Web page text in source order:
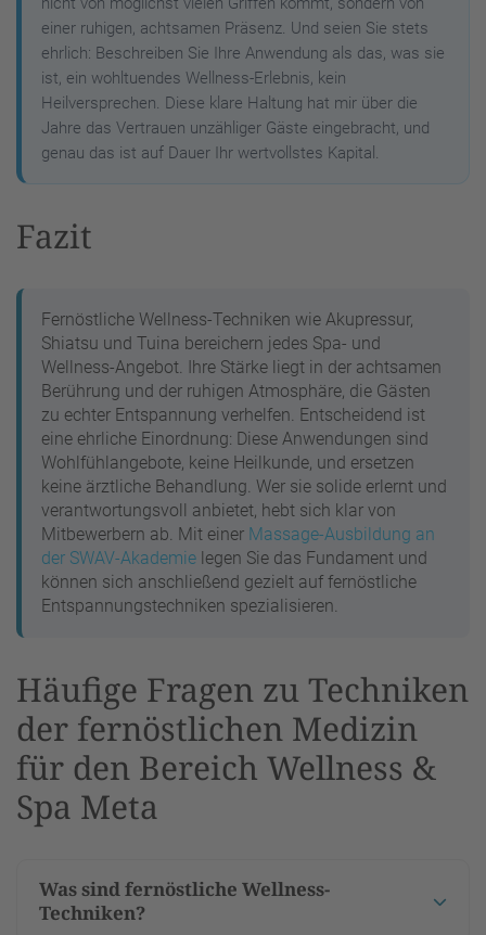
einer ruhigen, achtsamen Präsenz. Und seien Sie stets
ehrlich: Beschreiben Sie Ihre Anwendung als das, was sie
ist, ein wohltuendes Wellness-Erlebnis, kein
Heilversprechen. Diese klare Haltung hat mir über die
Jahre das Vertrauen unzähliger Gäste eingebracht, und
genau das ist auf Dauer Ihr wertvollstes Kapital.
Fazit
Fernöstliche Wellness-Techniken wie Akupressur,
Shiatsu und Tuina bereichern jedes Spa- und
Wellness-Angebot. Ihre Stärke liegt in der achtsamen
Berührung und der ruhigen Atmosphäre, die Gästen
zu echter Entspannung verhelfen. Entscheidend ist
eine ehrliche Einordnung: Diese Anwendungen sind
Wohlfühlangebote, keine Heilkunde, und ersetzen
keine ärztliche Behandlung. Wer sie solide erlernt und
verantwortungsvoll anbietet, hebt sich klar von
Mitbewerbern ab. Mit einer Massage-Ausbildung an
der SWAV-Akademie legen Sie das Fundament und
können sich anschließend gezielt auf fernöstliche
Entspannungstechniken spezialisieren.
Häufige Fragen zu Techniken
der fernöstlichen Medizin
für den Bereich Wellness &
Spa Meta
Was sind fernöstliche Wellness-
Techniken?